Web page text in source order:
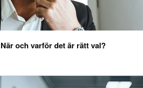
och varför det är rätt val?